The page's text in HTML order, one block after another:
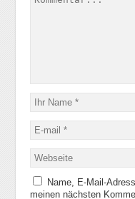
Name, E-Mail-
meinen nächsten